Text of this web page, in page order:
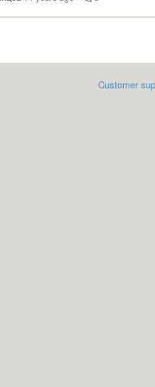
Customer